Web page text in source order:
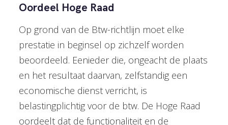
Oordeel Hoge Raad
Op grond van de Btw-richtlijn moet elke
prestatie in beginsel op zichzelf worden
beoordeeld. Eenieder die, ongeacht de plaats
en het resultaat daarvan, zelfstandig een
economische dienst verricht, is
belastingplichtig voor de btw. De Hoge Raad
oordeelt dat de functionaliteit en de